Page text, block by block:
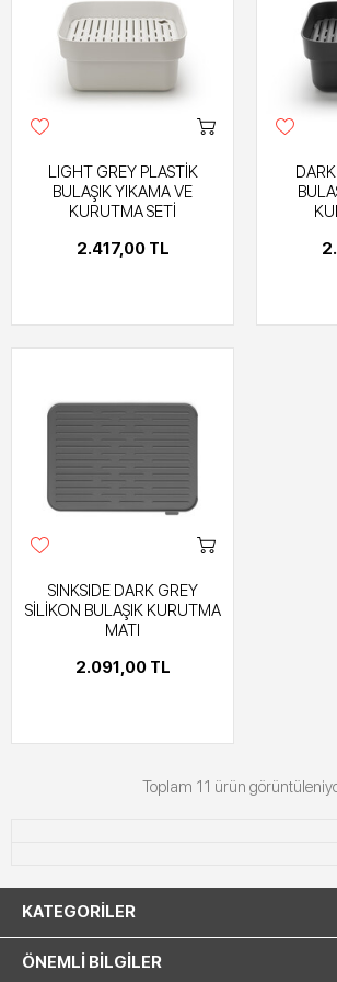
LIGHT GREY PLASTİK
BULAŞIK YIKAMA VE
KURUTMA SETİ
2.417,00 TL
SINKSIDE DARK GREY
SİLİKON BULAŞIK KURUTMA
MATI
2.091,00 TL
Toplam 11 ürün
KATEGORILER
ÖNEMLI BILGILER